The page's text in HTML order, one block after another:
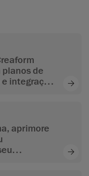
de
integração
aprimore